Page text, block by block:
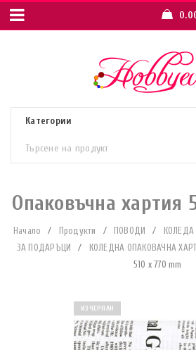
Опаковъчна хартия
Начало / Продукти / ПОВОДИ / КОЛЕДА
ЗА ПОДАРЪЦИ
/ КОЛЕДНА ОПАКОВАЧНА
510 x 770 mm
ИЗЧЕРПАН